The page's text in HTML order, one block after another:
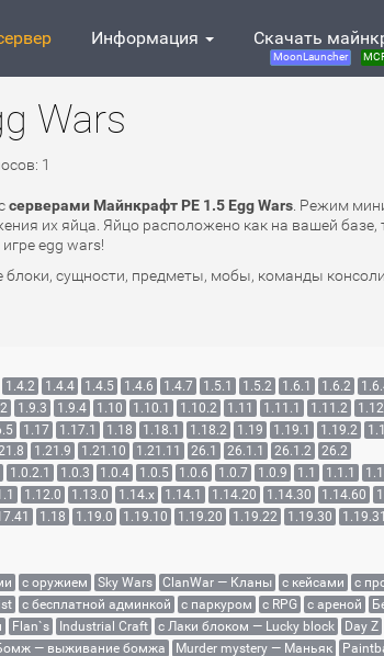
Информация Скачать
MoonLauncher
Wars
1
серверами Майнкрафт PE 1.5 Egg Wars . Режим
их яйца. Яйцо расположено как на вашей базе,
egg wars!
сущности, предметы, мобы, команды
1.4.2 1.4.4 1.4.5 1.4.6 1.4.7 1.5.1 1.5.2 1.6.1 1.6.2
1.9.3 1.9.4 1.10 1.10.1 1.10.2 1.11 1.11.1 1.11.2 1.12
1.17 1.17.1 1.18 1.18.1 1.18.2 1.19 1.19.1 1.19.2
1.21.9 1.21.10 1.21.11 26.1 26.1.1 26.1.2 26.2
1.0.2.1 1.0.3 1.0.4 1.0.5 1.0.6 1.0.7 1.0.9 1.1 1.1.1
1.12.0 1.13.0 1.14.x 1.14.1 1.14.20 1.14.30 1.14.60
1.18 1.19.0 1.19.10 1.19.20 1.19.22 1.19.30 1.19.31
с оружием Sky Wars ClanWar — Кланы с кейсами с
с бесплатной админкой с паркуром с RPG с ареной
Flan`s Industrial Craft с Лаки блоком — Lucky block Day Z
— выживание бомжа Murder mystery — Маньяк